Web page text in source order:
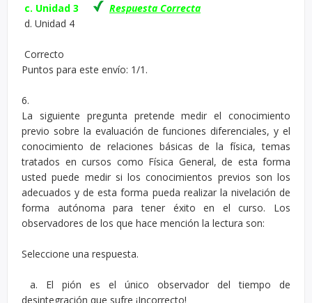
c. Unidad 3
Respuesta Correcta
d. Unidad 4
Correcto
Puntos para este envío: 1/1.
6.
La siguiente pregunta pretende medir el conocimiento
previo sobre la evaluación de funciones diferenciales, y el
conocimiento de relaciones básicas de la física, temas
tratados en cursos como Física General, de esta forma
usted puede medir si los conocimientos previos son los
adecuados y de esta forma pueda realizar la nivelación de
forma autónoma para tener éxito en el curso. Los
observadores de los que hace mención la lectura son:
Seleccione una respuesta.
a. El pión es el único observador del tiempo de
desintegración que sufre ¡Incorrecto!